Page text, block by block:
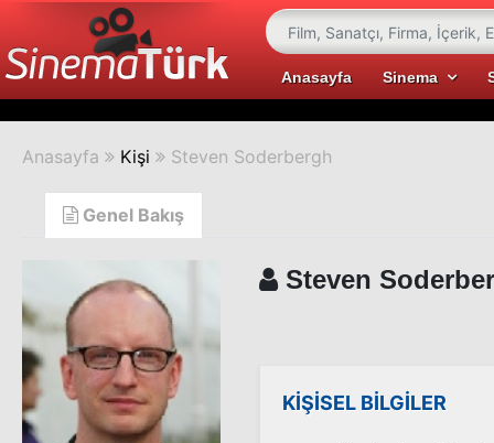
Anasayfa Sinema
Anasayfa Kişi Steven Soderbergh
Genel Bakış
Steven
KİŞİSEL BİLGİLER